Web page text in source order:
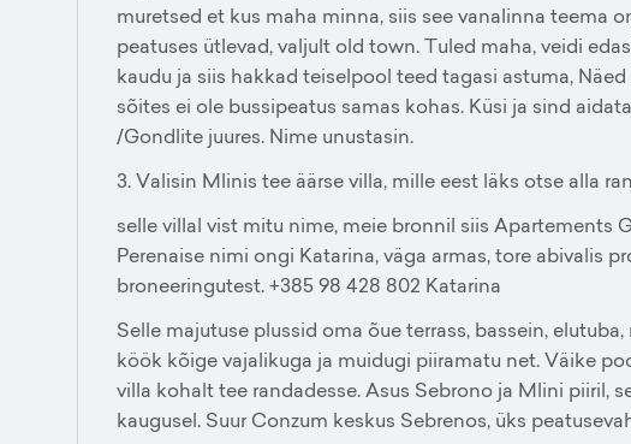
muretsed et kus maha minna, siis see vanalinna teema
peatuses ütlevad, valjult old town. Tuled maha, veidi
kaudu ja siis hakkad teiselpool teed tagasi astuma,
sõites ei ole bussipeatus samas kohas. Küsi ja sind
/Gondlite juures. Nime unustasin.
3. Valisin Mlinis tee äärse villa, mille eest läks otse alla
selle villal vist mitu nime, meie bronnil siis Apartements
Perenaise nimi ongi Katarina, väga armas, tore abivalis
broneeringutest. +385 98 428 802 Katarina
Selle majutuse plussid oma õue terrass, bassein,
köök kõige vajalikuga ja muidugi piiramatu net. Väike
villa kohalt tee randadesse. Asus Sebrono ja Mlini piiril,
kaugusel. Suur Conzum keskus Sebrenos, üks